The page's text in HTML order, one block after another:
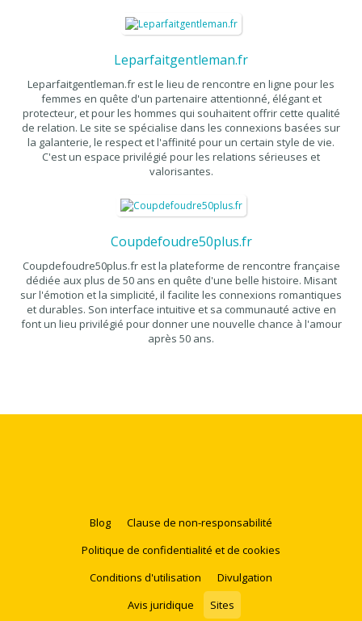
Leparfaitgentleman.fr
Leparfaitgentleman.fr est le lieu de rencontre en ligne pour les
femmes en quête d'un partenaire attentionné, élégant et
protecteur, et pour les hommes qui souhaitent offrir cette qualité
de relation. Le site se spécialise dans les connexions basées sur
la galanterie, le respect et l'affinité pour un certain style de vie.
C'est un espace privilégié pour les relations sérieuses et
valorisantes.
Coupdefoudre50plus.fr
Coupdefoudre50plus.fr est la plateforme de rencontre française
dédiée aux plus de 50 ans en quête d'une belle histoire. Misant
sur l'émotion et la simplicité, il facilite les connexions romantiques
et durables. Son interface intuitive et sa communauté active en
font un lieu privilégié pour donner une nouvelle chance à l'amour
après 50 ans.
Blog
Clause de non-responsabilité
Politique de confidentialité et de cookies
Conditions d'utilisation
Divulgation
Avis juridique
Sites